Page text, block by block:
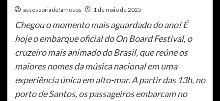
assessoriadefamosos 1 de maio de 2025
Chegou o momento mais aguardado do ano! É
hoje o embarque oficial do On Board Festival, o
cruzeiro mais animado do Brasil, que reúne os
maiores nomes da música nacional em uma
experiência única em alto-mar. A partir das 13h, no
porto de Santos, os passageiros embarcam no